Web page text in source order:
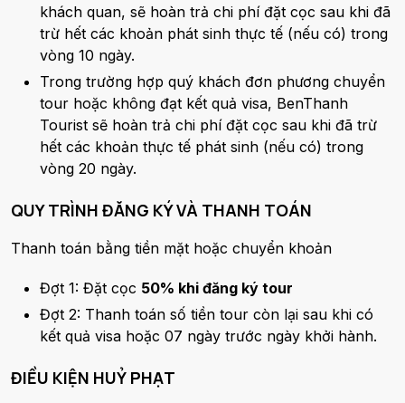
khách quan, sẽ hoàn trả chi phí đặt cọc sau khi đã
trừ hết các khoản phát sinh thực tế (nếu có) trong
vòng 10 ngày.
Trong trường hợp quý khách đơn phương chuyển
tour hoặc không đạt kết quả visa, BenThanh
Tourist sẽ hoàn trả chi phí đặt cọc sau khi đã trừ
hết các khoản thực tế phát sinh (nếu có) trong
vòng 20 ngày.
QUY TRÌNH ĐĂNG KÝ VÀ THANH TOÁN
Thanh toán bằng tiền mặt hoặc chuyển khoản
Đợt 1: Đặt cọc 50% khi đăng ký tour
Đợt 2: Thanh toán số tiền tour còn lại sau khi có
kết quả visa hoặc 07 ngày trước ngày khởi hành.
ĐIỀU KIỆN HUỶ PHẠT